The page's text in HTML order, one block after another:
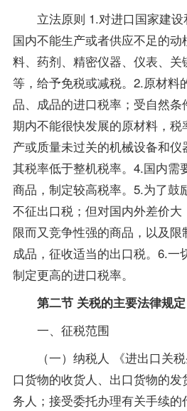
立法原则 1.对进口国家建设
国内不能生产或者供应不足的
料、药剂、精密仪器、仪表、
等，给予免税或减税。2.原材料
品、成品的进口税率；受自然
期内不能很快发展的原材料，税
产或质量未过关的机械设备和仪
其税率低于整机税率。4.国内需
商品，制定较高税率。5.为了鼓
不征出口税；但对国内外差价
限而又竞争性强的商品，以及
成品，征收适当的出口税。6.一
制定更高的进口税率。
第二节 关税的主要法律规定
一、征税范围
（一）纳税人 《进出口关税
口货物的收货人、出口货物的发
务人；接受委托办理有关手续